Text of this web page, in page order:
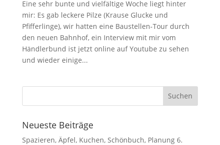
Eine sehr bunte und vielfältige Woche liegt hinter
mir: Es gab leckere Pilze (Krause Glucke und
Pfifferlinge), wir hatten eine Baustellen-Tour durch
den neuen Bahnhof, ein Interview mit mir vom
Händlerbund ist jetzt online auf Youtube zu sehen
und wieder einige...
Neueste Beiträge
Spazieren, Äpfel, Kuchen, Schönbuch, Planung 6.